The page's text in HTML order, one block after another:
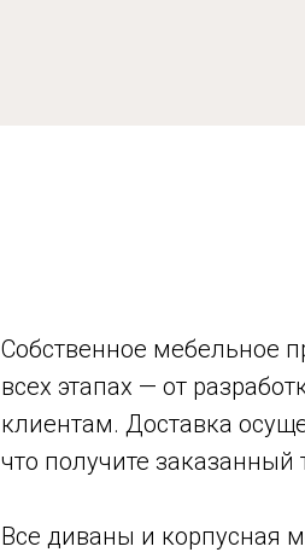
Собственное мебельное
всех этапах — от
клиентам. Доставка
что получите
Все диваны и корпусная